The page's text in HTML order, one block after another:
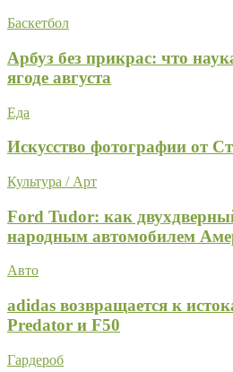
Баскетбол
Арбуз без прикрас: что
ягоде августа
Еда
Искусство фотографии от
Культура / Арт
Ford Tudor: как
народным автомобилем
Авто
adidas возвращается к
Predator и F50
Гардероб